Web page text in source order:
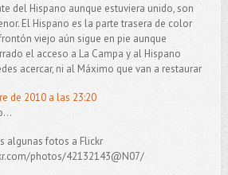
del Hispano aunque estuviera unido, son
El Hispano es la parte trasera de color
viejo aún sigue en pie aunque
el acceso a La Campa y al Hispano
acercar, ni al Máximo que van a restaurar
de 2010 a las 23:20
algunas fotos a Flickr
photos/42132143@N07/